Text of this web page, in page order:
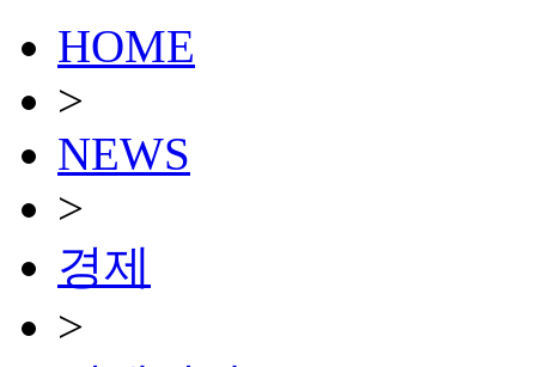
HOME
>
NEWS
>
경제
>